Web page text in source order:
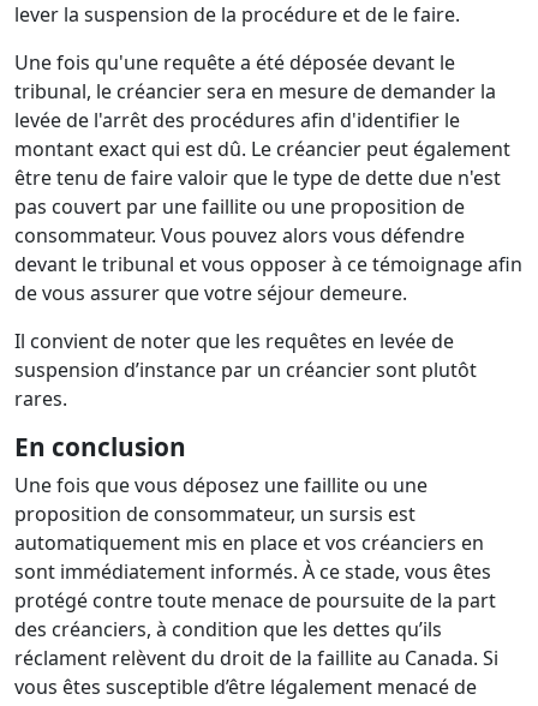
lever la suspension de la procédure et de le faire.
Une fois qu'une requête a été déposée devant le
tribunal, le créancier sera en mesure de demander la
levée de l'arrêt des procédures afin d'identifier le
montant exact qui est dû. Le créancier peut également
être tenu de faire valoir que le type de dette due n'est
pas couvert par une faillite ou une proposition de
consommateur. Vous pouvez alors vous défendre
devant le tribunal et vous opposer à ce témoignage afin
de vous assurer que votre séjour demeure.
Il convient de noter que les requêtes en levée de
suspension d’instance par un créancier sont plutôt
rares.
En conclusion
Une fois que vous déposez une faillite ou une
proposition de consommateur, un sursis est
automatiquement mis en place et vos créanciers en
sont immédiatement informés. À ce stade, vous êtes
protégé contre toute menace de poursuite de la part
des créanciers, à condition que les dettes qu’ils
réclament relèvent du droit de la faillite au Canada. Si
vous êtes susceptible d’être légalement menacé de